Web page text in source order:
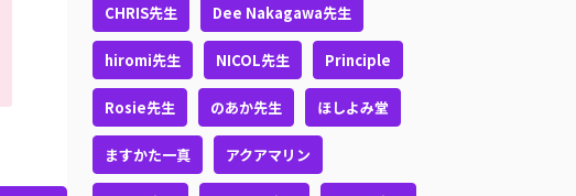
CHRIS先生 Dee Nakagawa先生
hiromi先生 NICOL先生 Principle
Rosie先生 のあか先生 ほしよみ堂
ますかた一真 アクアマリン